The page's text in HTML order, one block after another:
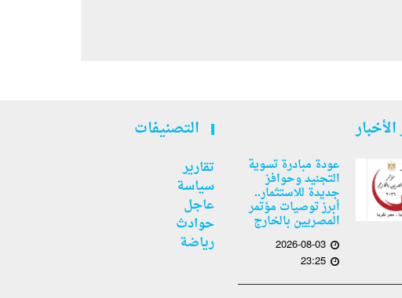
عودة مبادرة تسوية
التجنيد وحوافز
جديدة للاستثمار..
أبرز توصيات مؤتمر
المصريين بالخارج
2026-08-03
23:25
التصنيفات
تقارير
سياسة
عاجل
حوادث
رياضة